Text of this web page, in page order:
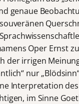
genaue
Oper Ernst
der irrigen
nur
Interpretation des
im Sinne